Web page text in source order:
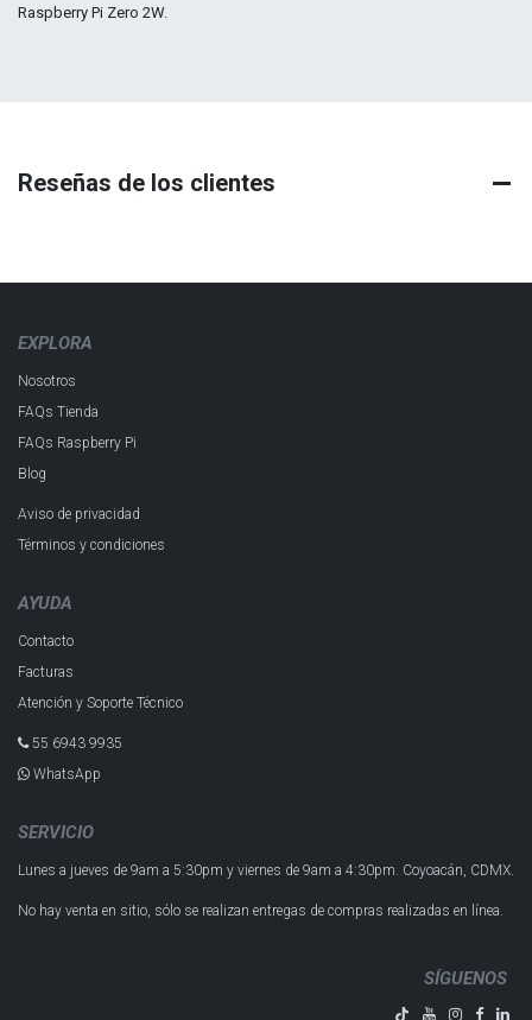
Raspberry Pi Zero 2W.
Reseñas de los clientes
EXPLORA
Nosotros
FAQs Tienda
FAQs Raspberry Pi
Blog
Aviso de privacidad
Términos y condiciones
AYUDA
Contacto
Facturas
Atención y Soporte Técnico
55 6943 993​5
WhatsApp
SERVICIO
Lunes a jueves de 9am a 5:30pm y viernes de 9am a 4:30pm. Coyoacán, CDMX.
No hay venta en sitio, sólo se realizan entregas de compras realizadas en línea.
SÍGUENOS